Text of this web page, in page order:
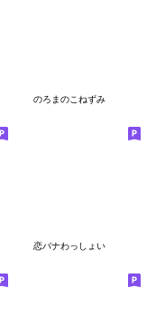
のろまのこねずみ
恋バナわっしょい